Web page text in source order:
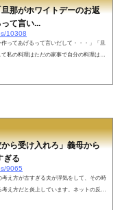
那がホワイトデーのお返
て言い...
10308
ってあげるって言いだして・・・」「旦
私の料理はただの家事で自分の料理はプ
ら受け入れろ」義母から
ぎる
9065
考え方が古すぎる夫が浮気をして、その時
え方だと炎上しています。ネットの反応